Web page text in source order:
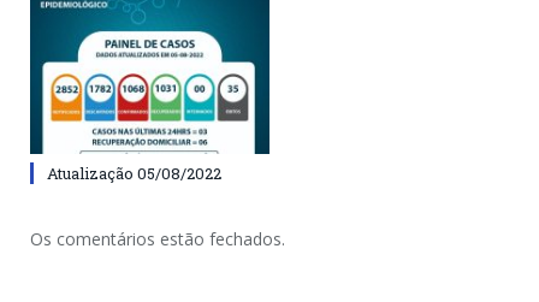
Atualização 05/08/2022
Os comentários estão fechados.